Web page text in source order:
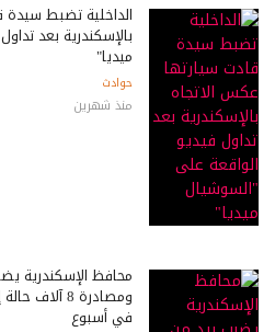
الداخلية تضبط سيدة
بالإسكندرية بعد
ميديا"
حوادث
منذ شهرين
في أسبوع